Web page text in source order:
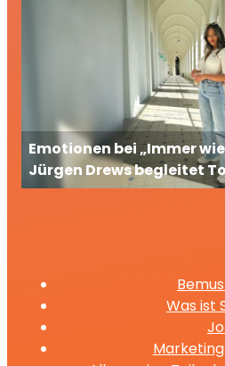
Emotionen bei „Immer
Jürgen Drews begleitet
ihrem großen TV-Auftritt
Was ist